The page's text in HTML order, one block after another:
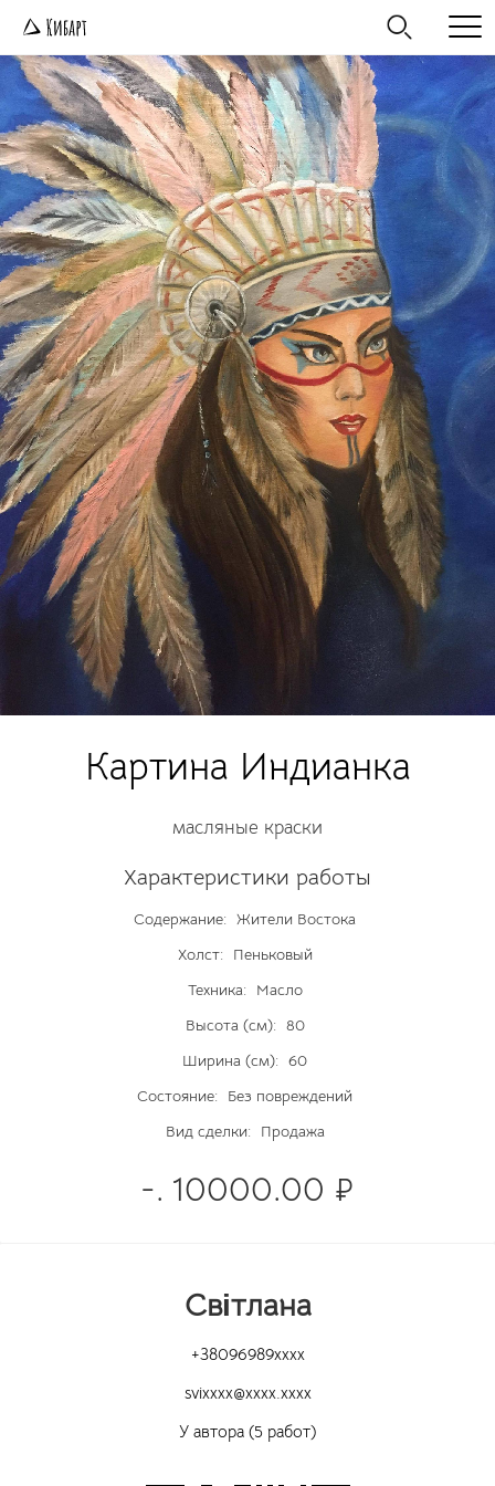
Картина Индианка
масляные краски
Характеристики работы
Содержание: Жители Востока
Холст:
Пеньковый
Техника:
Масло
Высота (см): 80
Ширина (см): 60
Состояние:
Без повреждений
Вид сделки:
Продажа
-. 10000.00 ₽
Світлана
+38096989xxxx
svixxxx@xxxx.xxxx
У автора (5 работ)